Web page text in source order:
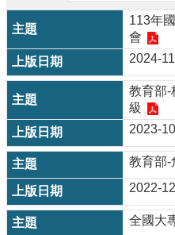
網
導
覽
聯
資
訊
法
規
與
指
113年
會
2024-
教育部-
級
2023-
教育部-
2022-
全國大